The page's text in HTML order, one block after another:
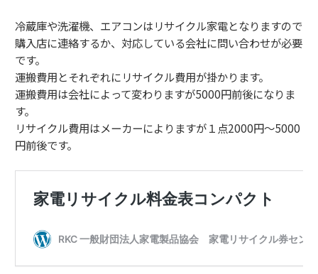
冷蔵庫や洗濯機、エアコンはリサイクル家電となりますので
購入店に連絡するか、対応している会社に問い合わせが必要
です。
運搬費用とそれぞれにリサイクル費用が掛かります。
運搬費用は会社によって変わりますが5000円前後になりま
す。
リサイクル費用はメーカーによりますが１点2000円～5000
円前後です。